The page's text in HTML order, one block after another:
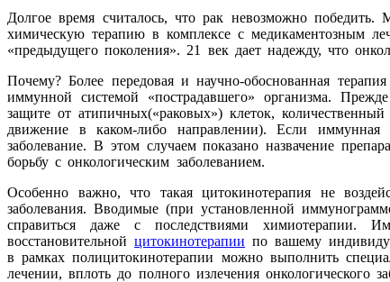
Долгое время считалось, что рак невозможно победить.
химическую терапию в комплексе с медикаментозным
«предыдущего поколения». 21 век дает надежду, что
Почему? Более передовая и научно-обоснованная
иммунной системой «пострадавшего» организма.
защите от атипичных(«раковых») клеток,
движение в каком-либо направлении). Если
заболевание. В этом случаем показано назвачение
борьбу с онкологическим заболеванием.
Особенно важно, что такая цитокинотерапия не
заболевания. Вводимые (при установленной
справиться даже с последствиями химиотерапии.
восстановительнойцитокинотерапии по вашему
в рамках полицитокинотерапии можно выполнить
лечении, вплоть до полного излечения онкологического